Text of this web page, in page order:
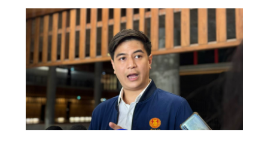
ฝ่ายค้านลาออกเพื่อแสดงความรับผิดชอบ หลังศาลรัฐธรรมนูญ
วินิจฉัย พรก.กู้เงิน 4 แสนล้าน ไม่ขัดรัฐธรรมนูญ